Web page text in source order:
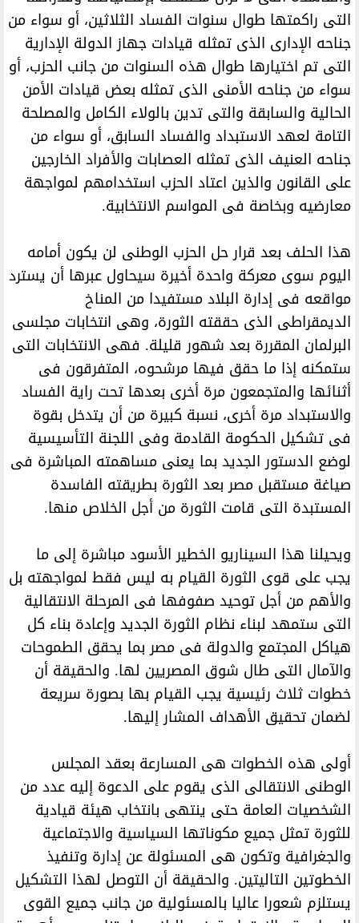
التى راكمتها طوال سنوات الفساد الثلاثين، أو سواء من
جناحه الإدارى الذى تمثله قيادات جهاز الدولة الإدارية
التى تم اختيارها طوال هذه السنوات من جانب الحزب، أو
سواء من جناحه الأمنى الذى تمثله بعض قيادات الأمن
الحالية والسابقة والتى تدين بالولاء الكامل والمصلحة
التامة لعهد الاستبداد والفساد السابق، أو سواء من
جناحه العنيف الذى تمثله العصابات والأفراد الخارجين
على القانون والذين اعتاد الحزب استخدامهم لمواجهة
معارضيه وبخاصة فى المواسم الانتخابية.
هذا الحلف بعد قرار حل الحزب الوطنى لن يكون أمامه
اليوم سوى معركة واحدة أخيرة سيحاول عبرها أن يسترد
مواقعه فى إدارة البلاد مستفيدا من المناخ
الديمقراطى الذى حققته الثورة، وهى انتخابات مجلسى
البرلمان المقررة بعد شهور قليلة. فهى الانتخابات التى
ستمكنه إذا ما حقق فيها مرشحوه، المتفرقون فى
أثنائها والمتجمعون مرة أخرى بعدها تحت راية الفساد
والاستبداد مرة أخرى، نسبة كبيرة من أن يتدخل بقوة
فى تشكيل الحكومة القادمة وفى اللجنة التأسيسية
لوضع الدستور الجديد بما يعنى مساهمته المباشرة فى
صياغة مستقبل مصر بعد الثورة بطريقته الفاسدة
المستبدة التى قامت الثورة من أجل الخلاص منها.
ويحيلنا هذا السيناريو الخطير الأسود مباشرة إلى ما
يجب على قوى الثورة القيام به ليس فقط لمواجهته بل
والأهم من أجل توحيد صفوفها فى المرحلة الانتقالية
التى ستمهد لبناء نظام الثورة الجديد وإعادة بناء كل
هياكل المجتمع والدولة فى مصر بما يحقق الطموحات
والآمال التى طال شوق المصريين لها. والحقيقة أن
خطوات ثلاث رئيسية يجب القيام بها بصورة سريعة
لضمان تحقيق الأهداف المشار إليها.
أولى هذه الخطوات هى المسارعة بعقد المجلس
الوطنى الانتقالى الذى يقوم على الدعوة إليه عدد من
الشخصيات العامة حتى ينتهى بانتخاب هيئة قيادية
للثورة تمثل جميع مكوناتها السياسية والاجتماعية
والجغرافية وتكون هى المسئولة عن إدارة وتنفيذ
الخطوتين التاليتين. والحقيقة أن التوصل لهذا التشكيل
يستلزم شعورا عاليا بالمسئولية من جانب جميع القوى